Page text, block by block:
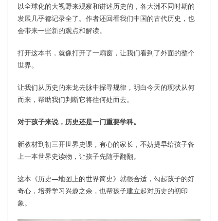
以全球化的大视野来观察和讲述历史的，各大洲不同时期的
发展几乎都记录全了。作者还回看我们中国的古代历史，也
会带来一些新的观点和解读。
打开这本书，就像打开了一扇窗，让我们看到了外面的整个
世界。
让我们从历史的来龙去脉中探寻规律，明白今天的现状从何
而来，帮助我们判断它将往何处而去。
对于孩子来说，历史还是一门重要学科。
新教材到初三开世界史课，有心的家长，不妨提早给孩子备
上一本世界史读物，让孩子先随手翻翻。
这本《历史—地图上的世界简史》就很合适，勾起孩子的好
奇心，培养学习兴趣之余，也帮孩子建立起对历史的初印
象。